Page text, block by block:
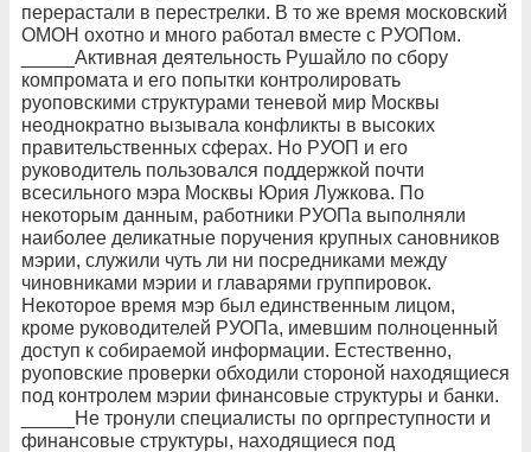
перерастали в перестрелки. В то же время московский
ОМОН охотно и много работал вместе с РУОПом.
_____Активная деятельность Рушайло по сбору
компромата и его попытки контролировать
руоповскими структурами теневой мир Москвы
неоднократно вызывала конфликты в высоких
правительственных сферах. Но РУОП и его
руководитель пользовался поддержкой почти
всесильного мэра Москвы Юрия Лужкова. По
некоторым данным, работники РУОПа выполняли
наиболее деликатные поручения крупных сановников
мэрии, служили чуть ли ни посредниками между
чиновниками мэрии и главарями группировок.
Некоторое время мэр был единственным лицом,
кроме руководителей РУОПа, имевшим полноценный
доступ к собираемой информации. Естественно,
руоповские проверки обходили стороной находящиеся
под контролем мэрии финансовые структуры и банки.
_____Не тронули специалисты по оргпреступности и
финансовые структуры, находящиеся под